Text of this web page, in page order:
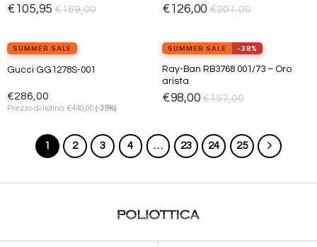
€105,95 €169,00 €126,00 €201,00
SUMMER SALE
Gucci GG1278S-001
€286,00
Prezzo di listino: €440,00 (-35%)
Aggiungi
SUMMER SALE -38%
Ray-Ban RB3768 001/73 – Oro
arista
€98,00 €157,00
1 2 3 4 … 23 24 25